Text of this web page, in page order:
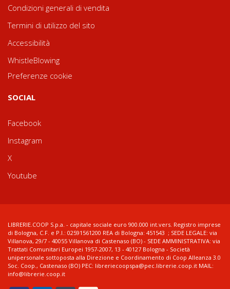
Condizioni generali di vendita
Termini di utilizzo del sito
Accessibilità
WhistleBlowing
Preferenze cookie
SOCIAL
Facebook
Instagram
X
Youtube
LIBRERIE.COOP S.p.a. - capitale sociale euro 900.000 int.vers. Registro imprese
di Bologna, C.F. e P.I.: 02591561200 REA di Bologna: 451543 ; SEDE LEGALE: via
Villanova, 29/7 - 40055 Villanova di Castenaso (BO) - SEDE AMMINISTRATIVA: via
Trattati Comunitari Europei 1957-2007, 13 - 40127 Bologna - Società
unipersonale sottoposta alla Direzione e Coordinamento di Coop Alleanza 3.0
Soc. Coop., Castenaso (BO) PEC: libreriecoopspa@pec.librerie.coop.it MAIL:
info@librerie.coop.it